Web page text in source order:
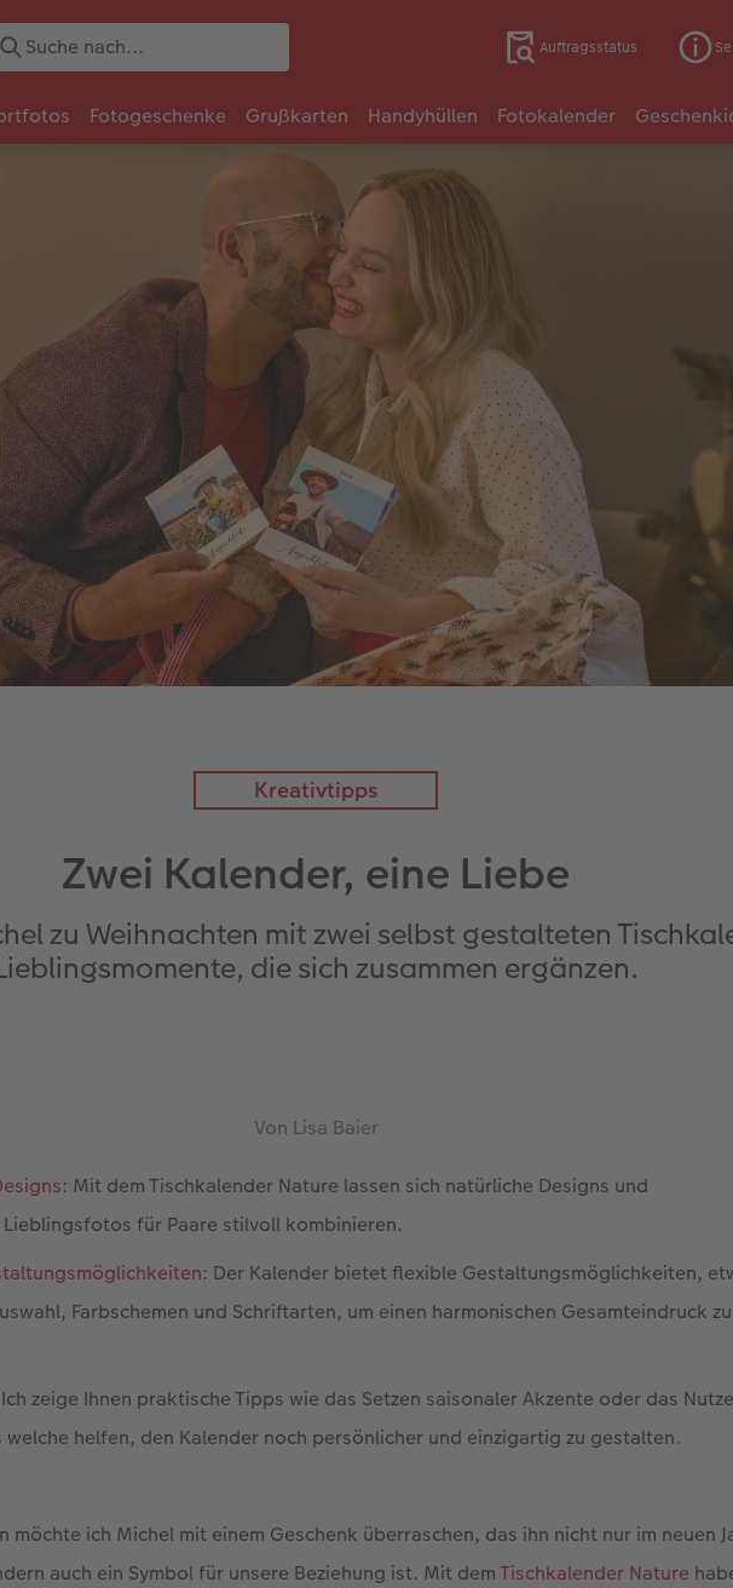
Auftragsstatus
Fotogeschenke Grußkarten Handyhüllen Fotokalender
Kreativtipps
Zwei Kalender, eine Liebe
zu Weihnachten mit zwei selbst gestalteten
die sich zusammen ergänzen.
Von Lisa Baier
: Mit dem Tischkalender Nature lassen sich natürliche Designs und
für Paare stilvoll kombinieren.
: Der Kalender bietet flexible Gestaltungsmöglichkeiten,
Farbschemen und Schriftarten, um einen harmonischen Gesamteindruck zu
zeige Ihnen praktische Tipps wie das Setzen saisonaler Akzente oder das
helfen, den Kalender noch persönlicher und einzigartig zu gestalten.
möchte ich Michel mit einem Geschenk überraschen, das ihn nicht nur im neuen
auch ein Symbol für unsere Beziehung ist. Mit demTischkalender Nature